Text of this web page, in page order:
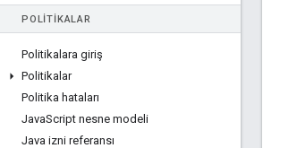
POLITIKALAR
Politikalara giriş
Politikalar
Politika hataları
JavaScript nesne modeli
Java izni referansı